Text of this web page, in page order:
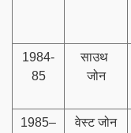
1984-
85
साउथ
जोन
1985–
वेस्ट जोन